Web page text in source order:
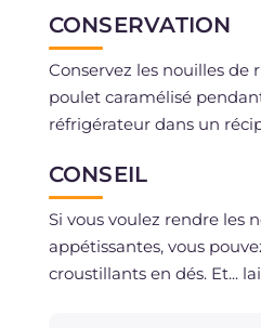
CONSERVATION
Conservez les nouilles de
poulet caramélisé
réfrigérateur dans un
La congélation est
CONSEIL
Si vous voulez rendre les
appétissantes, vous
croustillants en dés. Et...